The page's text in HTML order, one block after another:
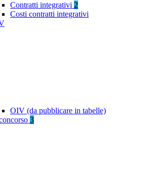
Contratti integrativi 2
Costi contratti integrativi
OIV (da pubblicare in tabelle)
3